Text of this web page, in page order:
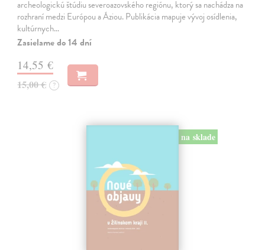
archeologickú štúdiu severoazovského regiónu, ktorý sa nachádza na
rozhraní medzi Európou a Áziou. Publikácia mapuje vývoj osídlenia,
kultúrnych…
Zasielame do 14 dní
14,55 €
15,00 € ?
na sklade